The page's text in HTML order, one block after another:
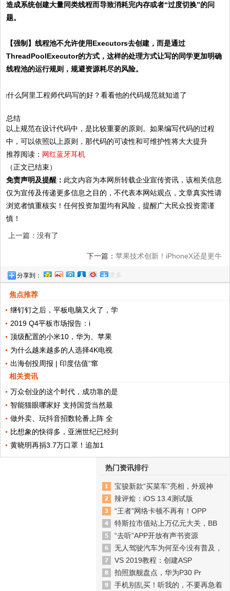
造成系统创建大量同类线程而导致消耗完内存或者“过度切换”的问
题。
【强制】线程池不允许使用Executors去创建，而是通过
ThreadPoolExecutor的方式，这样的处理方式让写的同学更加明确
线程池的运行规则，规避资源耗尽的风险。
总结
以上规范在设计代码中，是比较重要的原则。如果编写代码的过程
中，可以依照以上原则，那代码的可读性和可维护性将大大提升
推荐阅读： 网红蓝牙耳机
（正文已结束）
免责声明及提醒： 此文内容为本网所转载企业宣传资讯，该相关信息
仅为宣传及传递更多信息之目的，不代表本网站观点，文章真实性请
浏览者慎重核实！任何投资加盟均有风险，提醒广大民众投资需谨
慎！
上一篇：没有了
下一篇： 苹果技术创新！iPhoneX还是更牛
分享到： 更多
焦点推荐
继钉钉之后，平板电脑又火了，学
2019 Q4平板市场报告：i
顶级配置的小米10，华为、苹果
为什么越来越多的人选择4K电视
出海创投周报 | 印度估值“窜
相关资讯
万众创业的这个时代，成功靠的是
智能猫眼哪家好 支持国货当然最
做外卖、玩抖音招数轮番上阵 全
比想象的快得多，亚洲世纪已经到
黄晓明再捐3.7万口罩！追加1
热门资讯排行
宝骏新款“买菜车”亮相，外观神
辣评烩：iOS 13.4测试版
“王者”网络卡顿不再有！OPP
特斯拉市值站上万亿元大关，BB
“去听”APP开放有声书资源
无人驾驶汽车为何至今没有普及，
VS 2019教程：创建ASP
拍照旗舰盘点，华为P30 Pr
手机别乱买！听我的，不要再急着